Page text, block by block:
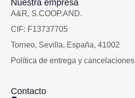
Nuestra empresa
A&R, S.COOP.AND.
CIF: F13737705
Torneo, Sevilla, España, 41002
Política de entrega y cancelaciones
Contacto